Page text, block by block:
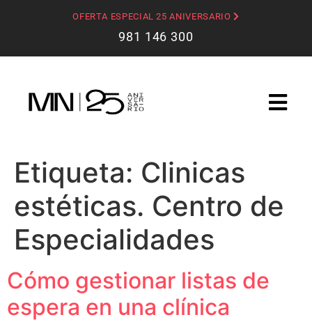
OFERTA ESPECIAL 25 ANIVERSARIO
981 146 300
Etiqueta: Clinicas
estéticas. Centro de
Especialidades
Cómo gestionar listas de
espera en una clínica